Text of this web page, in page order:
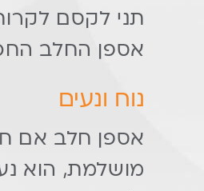
תני לקסם
אספן החלב
נוח ונעים
אספן חלב אם
מושלמת, הוא